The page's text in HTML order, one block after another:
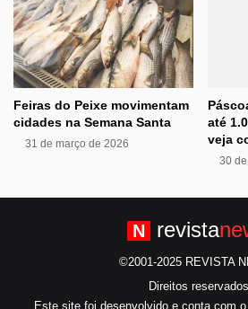
Feiras do Peixe movimentam
cidades na Semana Santa
31 de março de 2026
até
veja
30
N revista
©2001-2025 REVISTA
Direitos
Este site foi desenvolvido e conta com